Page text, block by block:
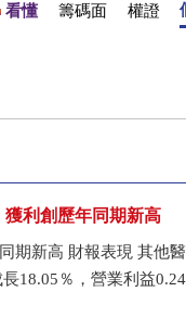
看懂 籌碼面 權證
獲利創歷年同期新高
期新高 財報表現 其他
18.05％，營業利益